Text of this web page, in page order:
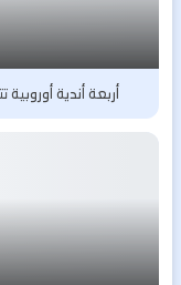
أربعة أندية